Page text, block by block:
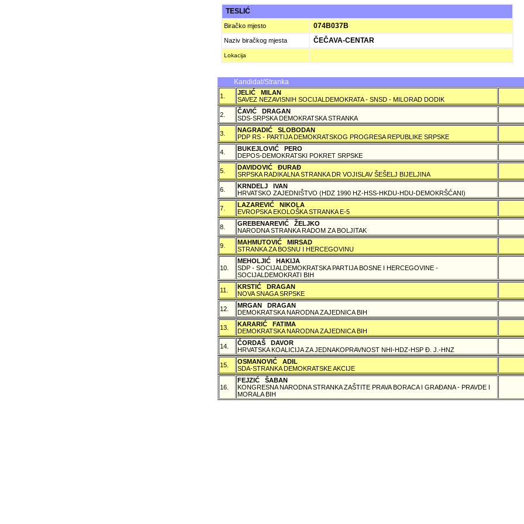
TESLIĆ
Biračko mjesto 074B037B
Naziv biračkog mjesta ČEČAVA-CENTAR
Lokacija
Kandidat/Stranka
1.
JELIĆ MILAN
SAVEZ NEZAVISNIH SOCIJALDEMOKRATA - SNSD - MILORAD DODIK
2.
ČAVIĆ DRAGAN
SDS-SRPSKA DEMOKRATSKA STRANKA
3.
NAGRADIĆ SLOBODAN
PDP RS - PARTIJA DEMOKRATSKOG PROGRESA REPUBLIKE SRPSKE
4.
BUKEJLOVIĆ PERO
DEPOS-DEMOKRATSKI POKRET SRPSKE
5.
DAVIDOVIĆ ÐURAÐ
SRPSKA RADIKALNA STRANKA DR VOJISLAV ŠEŠELJ BIJELJINA
6.
KRNDELJ IVAN
HRVATSKO ZAJEDNIŠTVO (HDZ 1990 HZ-HSS-HKDU-HDU-DEMOKRŠĆANI)
7.
LAZAREVIĆ NIKOLA
EVROPSKA EKOLOŠKA STRANKA E-5
8.
GREBENAREVIĆ ŽELJKO
NARODNA STRANKA RADOM ZA BOLJITAK
9.
MAHMUTOVIĆ MIRSAD
STRANKA ZA BOSNU I HERCEGOVINU
10.
MEHOLJIĆ HAKIJA
SDP - SOCIJALDEMOKRATSKA PARTIJA BOSNE I HERCEGOVINE -
SOCIJALDEMOKRATI BIH
11.
KRSTIĆ DRAGAN
NOVA SNAGA SRPSKE
12.
MRGAN DRAGAN
DEMOKRATSKA NARODNA ZAJEDNICA BIH
13.
KARARIĆ FATIMA
DEMOKRATSKA NARODNA ZAJEDNICA BIH
14.
ČORDAŠ DAVOR
HRVATSKA KOALICIJA ZA JEDNAKOPRAVNOST NHI-HDZ-HSP Ð. J.-HNZ
15.
OSMANOVIĆ ADIL
SDA-STRANKA DEMOKRATSKE AKCIJE
16.
FEJZIĆ ŠABAN
KONGRESNA NARODNA STRANKA ZAŠTITE PRAVA BORACA I GRAÐANA - PRAVDE I
MORALA BIH